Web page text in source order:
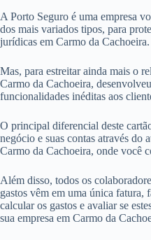
A Porto Seguro é uma empresa
dos mais variados tipos, para
jurídicas em Carmo da Cachoeira.
Mas, para estreitar ainda mais o
Carmo da Cachoeira,
funcionalidades inéditas aos
O principal diferencial deste
negócio e suas contas através do
Carmo da Cachoeira, onde você
Além disso, todos os
gastos vêm em uma única
calcular os gastos e avaliar se
sua empresa em Carmo da